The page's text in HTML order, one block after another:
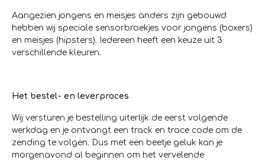
Aangezien jongens en meisjes anders zijn gebouwd
hebben wij speciale sensorbroekjes voor jongens (boxers)
en meisjes (hipsters). Iedereen heeft een keuze uit 3
verschillende kleuren.
Het bestel- en leverproces
Wij versturen je bestelling uiterlijk de eerst volgende
werkdag en je ontvangt een track en trace code om de
zending te volgen. Dus met een beetje geluk kan je
morgenavond al beginnen om het vervelende